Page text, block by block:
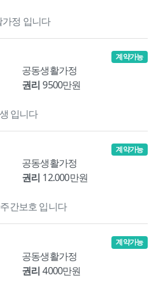
정 입니다
공동생활가정
권리 9500만원
계약가능
입니다
공동생활가정
권리 12.000만원
계약가능
간보호 입니다
공동생활가정
권리 4000만원
계약가능